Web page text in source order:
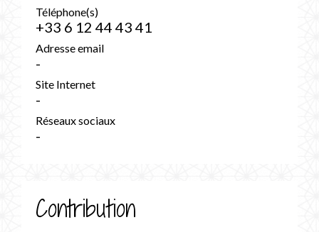
Téléphone(s)
+33 6 12 44 43 41
Adresse email
-
Site Internet
-
Réseaux sociaux
-
Contribution